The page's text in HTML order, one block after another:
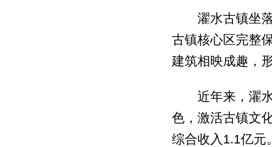
濯水古镇坐
古镇核心区完整
建筑相映成趣，
近年来，濯
色，激活古镇文
综合收入1.1亿元。